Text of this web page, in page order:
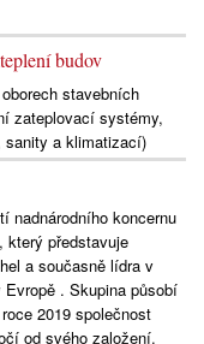
budov
stavebních
zateplovací systémy,
sanity a klimatizací)
nadnárodního koncernu
který představuje
a současně lídra v
. Skupina působí
2019 společnost
od svého založení.